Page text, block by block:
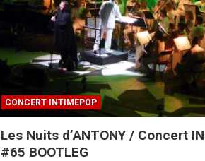
CONCERT INTIMEPOP
Les Nuits d’ANTONY / Concert
#65 BOOTLEG